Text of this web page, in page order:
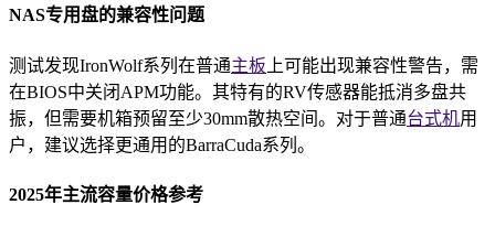
NAS专用盘的兼容性问题
测试发现IronWolf系列在普通主板 上可能出现兼容性警告，需
在BIOS中关闭APM功能。其特有的RV传感器能抵消多盘共
振，但需要机箱预留至少30mm散热空间。对于普通台式机用
户，建议选择更通用的BarraCuda系列。
2025年主流容量价格参考